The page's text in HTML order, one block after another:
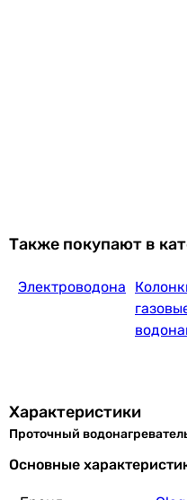
Также покупают в
Характеристики
Проточный
Основные